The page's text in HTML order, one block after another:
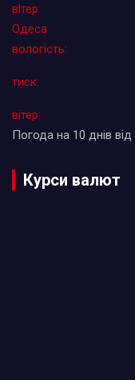
вітер:
Одеса
вологість:
тиск:
вітер:
Погода на 10 днів від
Курси валют